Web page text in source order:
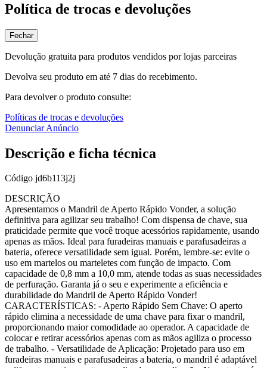
Política de trocas e devoluções
Fechar
Devolução gratuita para produtos vendidos por lojas parceiras
Devolva seu produto em até 7 dias do recebimento.
Para devolver o produto consulte:
Políticas de trocas e devoluções
Denunciar Anúncio
Descrição e ficha técnica
Código jd6b113j2j
DESCRIÇÃO
Apresentamos o Mandril de Aperto Rápido Vonder, a solução
definitiva para agilizar seu trabalho! Com dispensa de chave, sua
praticidade permite que você troque acessórios rapidamente, usando
apenas as mãos. Ideal para furadeiras manuais e parafusadeiras a
bateria, oferece versatilidade sem igual. Porém, lembre-se: evite o
uso em martelos ou marteletes com função de impacto. Com
capacidade de 0,8 mm a 10,0 mm, atende todas as suas necessidades
de perfuração. Garanta já o seu e experimente a eficiência e
durabilidade do Mandril de Aperto Rápido Vonder!
CARACTERÍSTICAS: - Aperto Rápido Sem Chave: O aperto
rápido elimina a necessidade de uma chave para fixar o mandril,
proporcionando maior comodidade ao operador. A capacidade de
colocar e retirar acessórios apenas com as mãos agiliza o processo
de trabalho. - Versatilidade de Aplicação: Projetado para uso em
furadeiras manuais e parafusadeiras a bateria, o mandril é adaptável